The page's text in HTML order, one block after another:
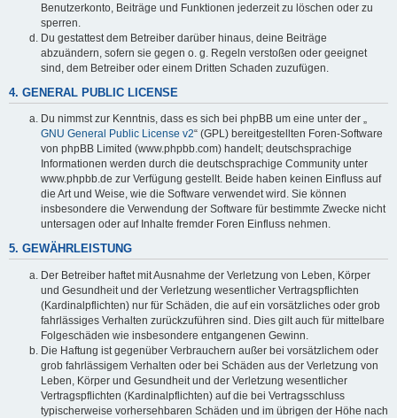
Benutzerkonto, Beiträge und Funktionen jederzeit zu löschen oder zu
sperren.
Du gestattest dem Betreiber darüber hinaus, deine Beiträge
abzuändern, sofern sie gegen o. g. Regeln verstoßen oder geeignet
sind, dem Betreiber oder einem Dritten Schaden zuzufügen.
4. GENERAL PUBLIC LICENSE
Du nimmst zur Kenntnis, dass es sich bei phpBB um eine unter der „
GNU General Public License v2“ (GPL) bereitgestellten Foren-Software
von phpBB Limited (www.phpbb.com) handelt; deutschsprachige
Informationen werden durch die deutschsprachige Community unter
www.phpbb.de zur Verfügung gestellt. Beide haben keinen Einfluss auf
die Art und Weise, wie die Software verwendet wird. Sie können
insbesondere die Verwendung der Software für bestimmte Zwecke nicht
untersagen oder auf Inhalte fremder Foren Einfluss nehmen.
5. GEWÄHRLEISTUNG
Der Betreiber haftet mit Ausnahme der Verletzung von Leben, Körper
und Gesundheit und der Verletzung wesentlicher Vertragspflichten
(Kardinalpflichten) nur für Schäden, die auf ein vorsätzliches oder grob
fahrlässiges Verhalten zurückzuführen sind. Dies gilt auch für mittelbare
Folgeschäden wie insbesondere entgangenen Gewinn.
Die Haftung ist gegenüber Verbrauchern außer bei vorsätzlichem oder
grob fahrlässigem Verhalten oder bei Schäden aus der Verletzung von
Leben, Körper und Gesundheit und der Verletzung wesentlicher
Vertragspflichten (Kardinalpflichten) auf die bei Vertragsschluss
typischerweise vorhersehbaren Schäden und im übrigen der Höhe nach